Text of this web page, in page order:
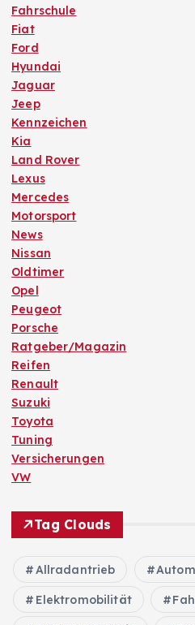
Fahrschule
Fiat
Ford
Hyundai
Jaguar
Jeep
Kennzeichen
Kia
Land Rover
Lexus
Mercedes
Motorsport
News
Nissan
Oldtimer
Opel
Peugeot
Porsche
Ratgeber/Magazin
Reifen
Renault
Suzuki
Toyota
Tuning
Versicherungen
VW
Tag Clouds
Allradantrieb
Elektromobilität